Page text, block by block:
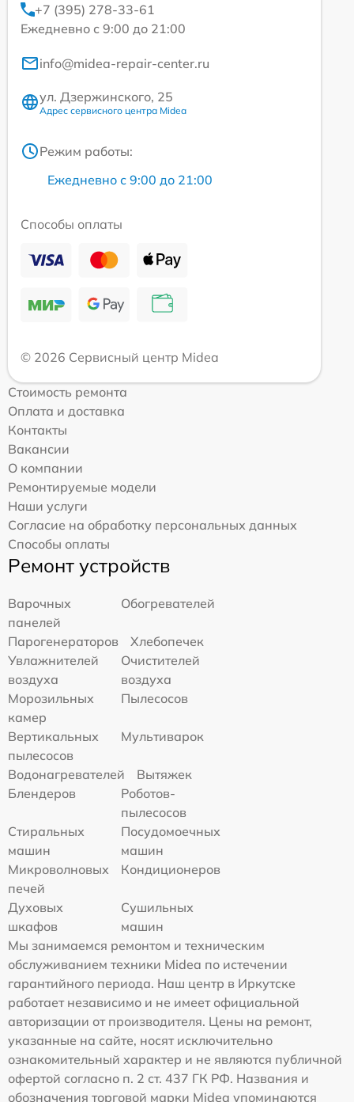
+7 (395) 278-33-61
Ежедневно с 9:00 до 21:00
info@midea-repair-center.ru
ул. Дзержинского, 25
Адрес сервисного центра Midea
Режим работы:
Ежедневно с 9:00 до 21:00
Способы оплаты
© 2026 Сервисный центр Midea
Стоимость ремонта
Оплата и доставка
Контакты
Вакансии
О компании
Ремонтируемые модели
Наши услуги
Согласие на обработку персональных данных
Способы оплаты
Ремонт устройств
Варочных
панелей
Обогревателей
Парогенераторов
Хлебопечек
Увлажнителей
воздуха
Очистителей
воздуха
Морозильных
камер
Пылесосов
Вертикальных
пылесосов
Мультиварок
Водонагревателей
Вытяжек
Блендеров
Роботов-
пылесосов
Стиральных
машин
Посудомоечных
машин
Микроволновых
печей
Кондиционеров
Духовых
шкафов
Сушильных
машин
Мы занимаемся ремонтом и техническим
обслуживанием техники Midea по истечении
гарантийного периода. Наш центр в Иркутске
работает независимо и не имеет официальной
авторизации от производителя. Цены на ремонт,
указанные на сайте, носят исключительно
ознакомительный характер и не являются публичной
офертой согласно п. 2 ст. 437 ГК РФ. Названия и
обозначения торговой марки Midea упоминаются